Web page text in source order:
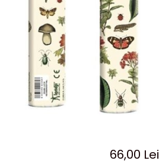
Jocuri cu dinozauri
Jucării de pluș
Jocuri educative pentru
școală/grădiniță
Agende
Cărţi de colorat, activități, apa
Accesorii diverse
LEGO Friends
LEGO Ninjago
LEGO Minecraft
LEGO DREAMZzz
LEGO Star Wars
LEGO Gabby s Dollhouse
LEGO Marvel Super Heroes66,00 Lei